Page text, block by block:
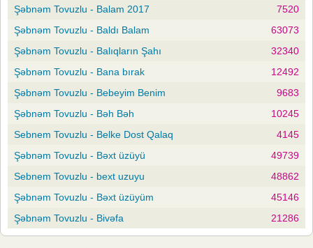
Şəbnəm Tovuzlu - Balam 2017
7520
Şəbnəm Tovuzlu - Baldı Balam
63073
Şəbnəm Tovuzlu - Balıqların Şahı
32340
Şəbnəm Tovuzlu - Bana bırak
12492
Şəbnəm Tovuzlu - Bebeyim Benim
9683
Şəbnəm Tovuzlu - Bəh Bəh
10245
Sebnem Tovuzlu - Belke Dost Qalaq
4145
Şəbnəm Tovuzlu - Bəxt üzüyü
49739
Sebnem Tovuzlu - bext uzuyu
48862
Şəbnəm Tovuzlu - Bəxt üzüyüm
45146
Şəbnəm Tovuzlu - Bivəfa
21286